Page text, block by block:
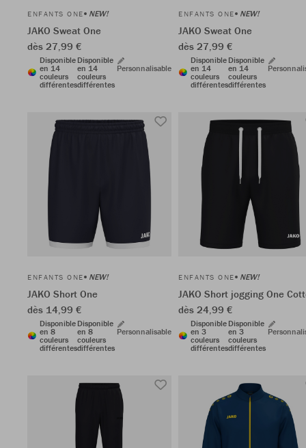
ENFANTS ONE NEW!
JAKO Sweat One
dès 27,99 €
Disponible
en 14
couleurs
différentes
Disponible
en 14
couleurs
différentes
Personnalisable
ENFANTS ONE NEW!
JAKO Sweat One
dès 27,99 €
Disponible
en 14
couleurs
différentes
Disponible
en 14
couleurs
différentes
ENFANTS ONE NEW!
JAKO Short One
dès 14,99 €
Disponible
en 8
couleurs
différentes
Disponible
en 8
couleurs
différentes
Personnalisable
ENFANTS ONE NEW!
JAKO Short jogging One
dès 24,99 €
Disponible
en 3
couleurs
différentes
Disponible
en 3
couleurs
différentes